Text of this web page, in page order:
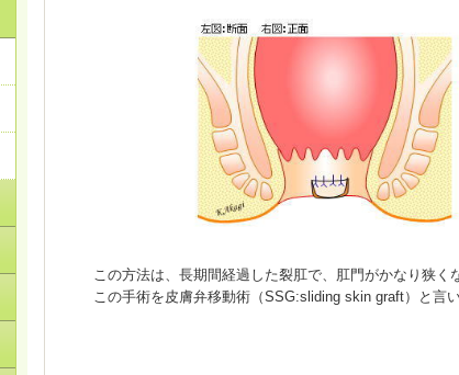
この方法は、長期間経過した裂肛で、肛門がかなり狭く
この手術を皮膚弁移動術（SSG:sliding skin graft）と言い